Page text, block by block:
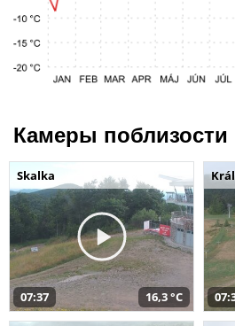
Камеры поблизости
Skalka
07:37 16,3 °C